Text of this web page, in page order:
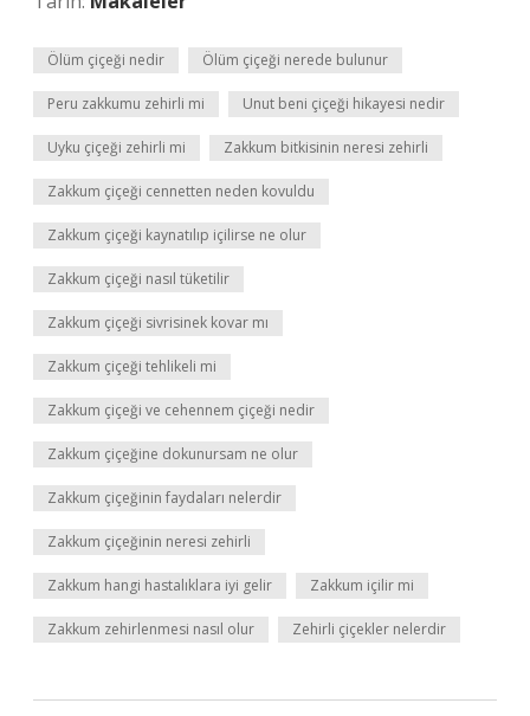
Ölüm çiçeği nedir Ölüm çiçeği nerede bulunur
Peru zakkumu zehirli mi Unut beni çiçeği hikayesi nedir
Uyku çiçeği zehirli mi Zakkum bitkisinin neresi zehirli
Zakkum çiçeği cennetten neden kovuldu
Zakkum çiçeği kaynatılıp içilirse ne olur
Zakkum çiçeği nasıl tüketilir
Zakkum çiçeği sivrisinek kovar mı
Zakkum çiçeği tehlikeli mi
Zakkum çiçeği ve cehennem çiçeği nedir
Zakkum çiçeğine dokunursam ne olur
Zakkum çiçeğinin faydaları nelerdir
Zakkum çiçeğinin neresi zehirli
Zakkum hangi hastalıklara iyi gelir Zakkum içilir mi
Zakkum zehirlenmesi nasıl olur Zehirli çiçekler nelerdir